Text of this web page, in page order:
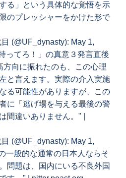
る」という具体的な覚悟を示
のプレッシャーをかけた形で
(@UF_dynasty): May 1,
ってろ！」の真意３発言直後
方向に振れたのも、この心理
と言えます。実際の介入実施
る可能性がありますが、この
に「逃げ場を与える最後の警
間違いありません。" |
(@UF_dynasty): May 1,
一般的な通常の日本人ならそ
問題は、国内にいる不良外国